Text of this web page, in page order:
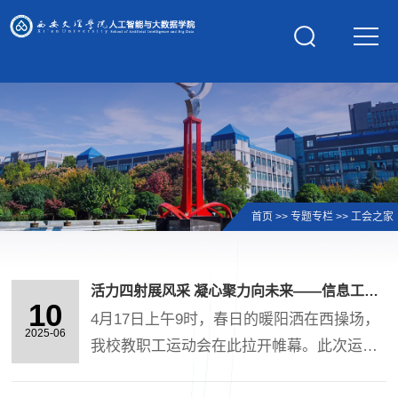
学校主页
首页 >> 专题专栏 >> 工会之家
10
2025-06
活力四射展风采 凝心聚力向未来——信息工程学院2025年教职工运动会圆满举行
4月17日上午9时，春日的暖阳洒在西操场，
我校教职工运动会在此拉开帷幕。此次运动